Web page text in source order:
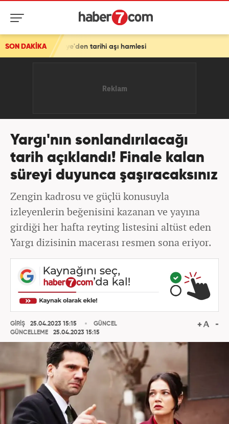
SON DAKİKAtarihi aşı hamlesi
Yargı'nın sonlandırılacağı
tarih açıklandı! Finale kalan
süreyi duyunca şaşıracaksınız
Zengin kadrosu ve güçlü konusuyla
izleyenlerin beğenisini kazanan ve yayına
girdiği her hafta reyting listesini altüst eden
Yargı dizisinin macerası resmen sona eriyor.
GİRİŞ
25.04.2023 15:15
GÜNCELLEME
25.04.2023 15:15
GÜNCEL